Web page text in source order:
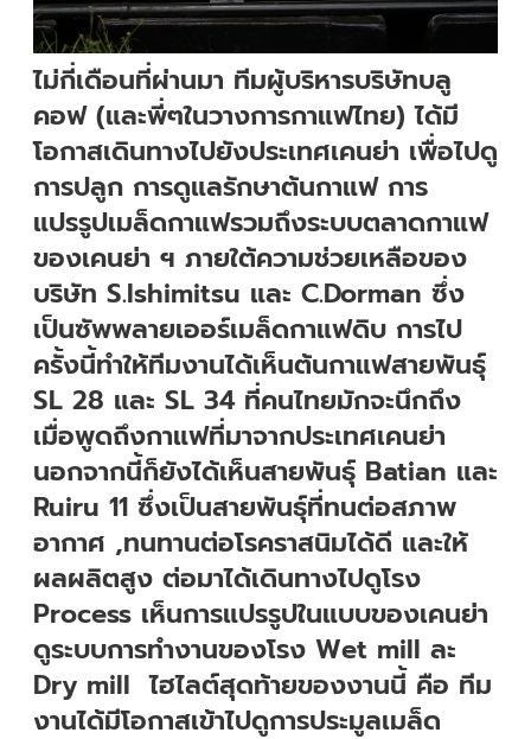
ไม่กี่เดือนที่ผ่านมา ทีมผู้บริหารบริษัทบลู
คอฟ (และพี่ๆในวางการกาแฟไทย) ได้มี
โอกาสเดินทางไปยังประเทศเคนย่า เพื่อไปดู
การปลูก การดูแลรักษาต้นกาแฟ การ
แปรรูปเมล็ดกาแฟรวมถึงระบบตลาดกาแฟ
ของเคนย่า ฯ ภายใต้ความช่วยเหลือของ
บริษัท S.Ishimitsu และ C.Dorman ซึ่ง
เป็นซัพพลายเออร์เมล็ดกาแฟดิบ การไป
ครั้งนี้ทำให้ทีมงานได้เห็นต้นกาแฟสายพันธุ์
SL 28 และ SL 34 ที่คนไทยมักจะนึกถึง
เมื่อพูดถึงกาแฟที่มาจากประเทศเคนย่า
นอกจากนี้ก็ยังได้เห็นสายพันธุ์ Batian และ
Ruiru 11 ซึ่งเป็นสายพันธุ์ที่ทนต่อสภาพ
อากาศ ,ทนทานต่อโรคราสนิมได้ดี และให้
ผลผลิตสูง ต่อมาได้เดินทางไปดูโรง
Process เห็นการแปรรูปในแบบของเคนย่า
ดูระบบการทำงานของโรง Wet mill ละ
Dry mill ไฮไลต์สุดท้ายของงานนี้ คือ ทีม
งานได้มีโอกาสเข้าไปดูการประมูลเมล็ด